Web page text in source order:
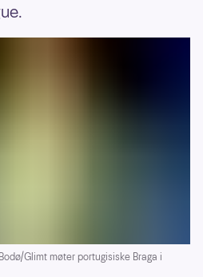
Glimt møter portugisiske Braga i